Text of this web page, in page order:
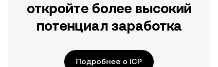
откройте более высокий
потенциал заработка
Подробнее о ICP